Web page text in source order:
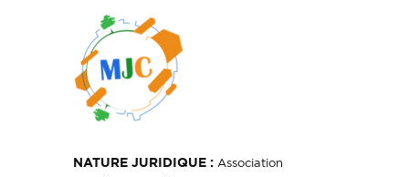
NATURE JURIDIQUE : Association